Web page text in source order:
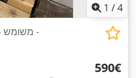
1 /4
מייבש קירור KAESER TAH 6 - משומש -
‏590 ‏€